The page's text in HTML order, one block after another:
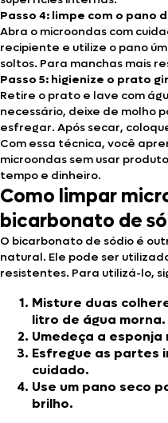
Passo 4: limpe com o pano
Abra o microondas com
recipiente e utilize o pano
soltos. Para manchas mais
Passo 5: higienize o prato
Retire o prato e lave com
necessário, deixe de molho
esfregar. Após secar,
Com essa técnica, você
microondas sem usar
tempo e dinheiro.
Como limpar
bicarbonato de
O bicarbonato de sódio é
natural. Ele pode ser
resistentes. Para utilizá-lo,
Misture duas
litro de água morna.
Umedeça a esponja
Esfregue as partes
cuidado.
Use um pano seco
brilho.